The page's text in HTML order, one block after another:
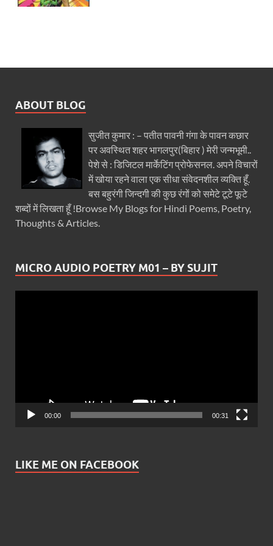
ABOUT BLOG
सुजीत कुमार : – पतीत पावनी गंगा के पावन कछार
पर अवस्थित शहर भागलपुर(बिहार ) मेरी जन्मभूमी..
पेशे से : डिजिटल मार्केटिंग प्रोफेसनल. अपने विचारों
में खोया रहने वाला एक सीधा संवेदनशील व्यक्ति हूँ.
बस बहुरंगी जिन्दगी की कुछ रंगों को समेटे टूटे फूटे
शब्दों में लिखता हूँ !Browse My Blogs for Hindi Poems, Poetry,
Thoughts & Articles.
MICRO AUDIO POETRY M01 – BY SUJIT
00:00 00:31
LIKE ME ON FACEBOOK